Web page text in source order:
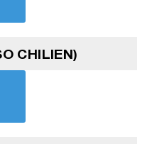
CHILIEN)